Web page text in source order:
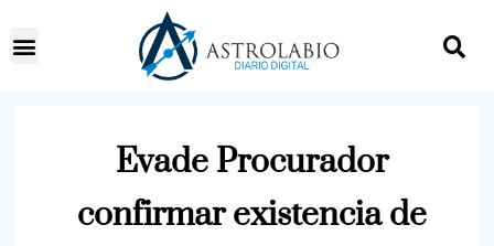
Evade Procurador
confirmar existencia de